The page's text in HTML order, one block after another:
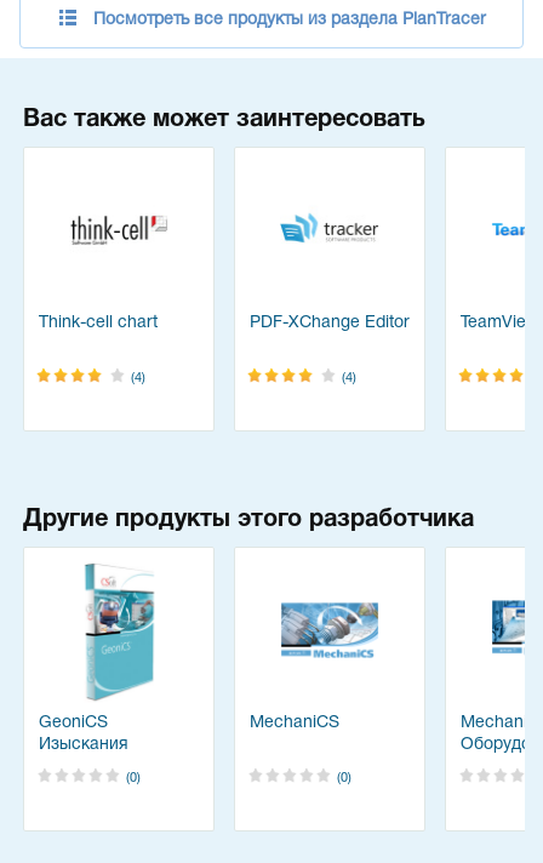
Посмотреть все продукты из раздела PlanTracer
Вас также может заинтересовать
Think-cell chart
(4)
PDF-XChange Editor
(4)
Другие продукты этого разработчика
GeoniCS
Изыскания
(0)
MechaniCS
(0)